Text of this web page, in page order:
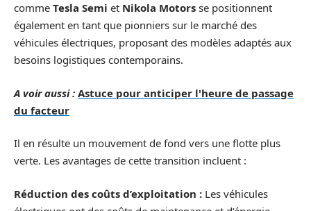
comme Tesla Semi et Nikola Motors se positionnent
également en tant que pionniers sur le marché des
véhicules électriques, proposant des modèles adaptés aux
besoins logistiques contemporains.
A voir aussi : Astuce pour anticiper l'heure de passage
du facteur
Il en résulte un mouvement de fond vers une flotte plus
verte. Les avantages de cette transition incluent :
Réduction des coûts d’exploitation : Les véhicules